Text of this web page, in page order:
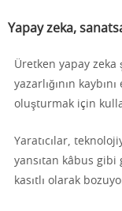
Yapay zeka,
Üretken yapay
yazarlığının
oluşturmak için
Yaratıcılar,
yansıtan kâbus
kasıtlı olarak